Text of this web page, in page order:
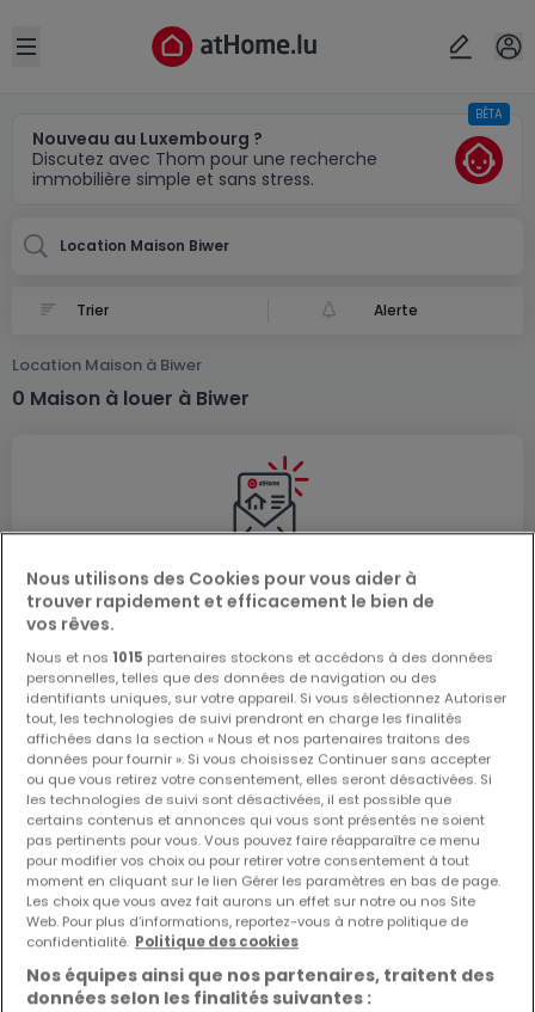
Open sidebar
Nouveau au Luxembourg ?
Discutez avec Thom pour une recherche
immobilière simple et sans stress.
BÊTA
Location Maison Biwer
Alerte
Location Maison à Biwer
0 Maison à louer à Biwer
Les nouvelles annonces et baisses de prix en
avant première !
nouveaux biens ainsi que les changements de prix dans
votre boite email !
Créez une alerte
Maisons en location à proximité
Maisons à louer à Tournai
Maisons à louer à Mouscron
Maisons à louer à Mons
Maisons à louer à Péruwelz
Localité(s)
Annuler OK
Nous utilisons des Cookies pour vous aider à
trouver rapidement et efficacement le bien de
vos rêves.
Nous et nos 1015 partenaires stockons et accédons à des données
personnelles, telles que des données de navigation ou des
identifiants uniques, sur votre appareil. Si vous sélectionnez Autoriser
tout, les technologies de suivi prendront en charge les finalités
affichées dans la section « Nous et nos partenaires traitons des
données pour fournir ». Si vous choisissez Continuer sans accepter
ou que vous retirez votre consentement, elles seront désactivées. Si
les technologies de suivi sont désactivées, il est possible que
certains contenus et annonces qui vous sont présentés ne soient
pas pertinents pour vous. Vous pouvez faire réapparaître ce menu
pour modifier vos choix ou pour retirer votre consentement à tout
moment en cliquant sur le lien Gérer les paramètres en bas de page.
Les choix que vous avez fait aurons un effet sur notre ou nos Site
Web. Pour plus d’informations, reportez-vous à notre politique de
confidentialité. Politique des cookies
Nos équipes ainsi que nos partenaires, traitent des
données selon les finalités suivantes :